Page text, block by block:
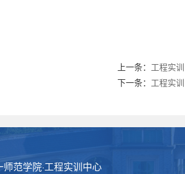
上一条： 工程实
下一条： 工程实
范学院·工程实训中心